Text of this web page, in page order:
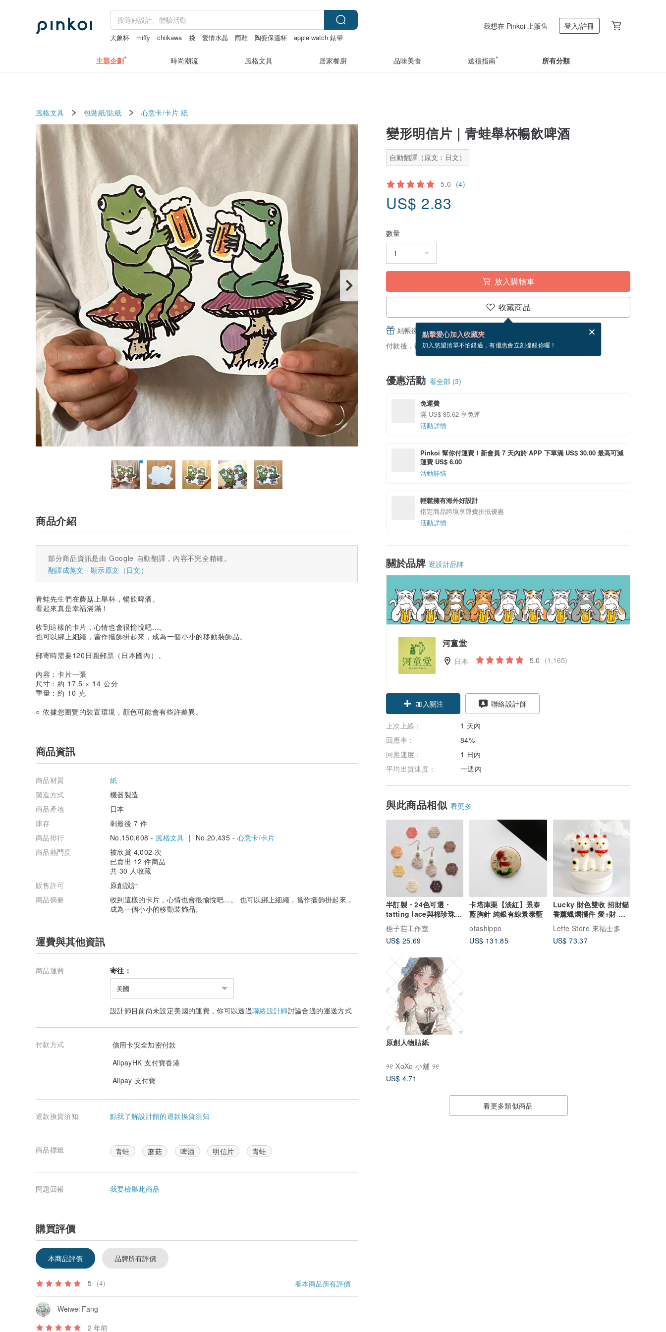
大象杯 miffy chiikawa 袋 愛情水晶 雨鞋 陶瓷保溫杯 apple watch 錶帶
我想在 Pinkoi 上販售 登入/註冊
主題企劃 時尚潮流 風格文具 居家餐廚 品味美食 送禮指南 所有分類
風格文具 包裝紙/貼紙 心意卡/卡片 紙
變形明信片｜青蛙舉杯暢飲啤酒
自動翻譯（原文：日文）
5.0 (4)
US$ 2.83
數量
放入購物車
收藏商品
點擊愛心加入收藏夾
加入慾望清單不怕錯過，有優惠會立刻提醒你喔！
結帳後填寫並分享，免費幫你寄送電子賀卡。
電子賀卡是什麼？
付款後，從備貨到寄出商品為 5 個工作天。（不包含假日）
優惠活動 看全部 (3)
免運費
滿 US$ 85.62 享免運
活動詳情
Pinkoi 幫你付運費！新會員 7 天內於 APP 下單滿 US$ 30.00 最高可減
運費 US$ 6.00
活動詳情
輕鬆擁有海外好設計
指定商品跨境享運費折抵優惠
活動詳情
關於品牌 逛設計品牌
河童堂
日本 5.0 (1,165)
領優惠券
加入關注
聯絡設計師
上次上線：
1 天內
回應率：
84%
回應速度：
1 日內
平均出貨速度：
一週內
與此商品相似 看更多
半訂製・24色可選・
tatting lace與棉珍珠的
耳環
梔子莊工作室
US$ 25.69
卡塔庫栗【淡紅】景泰
藍胸針 純銀有線景泰藍
otashippo
US$ 131.85
Lucky 財色雙收 招財貓
香薰蠟燭擺件 愛+財 創
意結婚生日禮物
Leffe Store 來福士多
US$ 73.37
原創人物貼紙
୨୧ XoXo 小舖 ୨୧
US$ 4.71
看更多類似商品
商品介紹
部分商品資訊是由 Google 自動翻譯，內容不完全精確。
翻譯成英文
顯示原文（日文）
青蛙先生們在蘑菇上舉杯，暢飲啤酒。
看起來真是幸福滿滿！
收到這樣的卡片，心情也會很愉悅吧...。
也可以綁上細繩，當作擺飾掛起來，成為一個小小的移動裝飾品。
郵寄時需要120日圓郵票（日本國內）。
內容：卡片一張
尺寸：約 17.5 × 14 公分
重量：約 10 克
○ 依據您瀏覽的裝置環境，顏色可能會有些許差異。
商品資訊
商品材質
紙
製造方式
機器製造
商品產地
日本
庫存
剩最後 7 件
商品排行
No.150,608 - 風格文具 | No.20,435 - 心意卡/卡片
商品熱門度
被欣賞 4,002 次
已賣出 12 件商品
共 30 人收藏
販售許可
原創設計
商品摘要
收到這樣的卡片，心情也會很愉悅吧...。 也可以綁上細繩，當作擺飾掛起來，
成為一個小小的移動裝飾品。
運費與其他資訊
商品運費 寄往：
美國
設計師目前尚未設定美國的運費，你可以透過聯絡設計師討論合適的運送方式
付款方式
信用卡安全加密付款
AlipayHK 支付寶香港
Alipay 支付寶
退款換貨須知 點我了解設計館的退款換貨須知
商品標籤 青蛙 蘑菇 啤酒 明信片 青蛙
問題回報 我要檢舉此商品
購買評價
本商品評價 品牌所有評價
5 (4) 看本商品所有評價
Weiwei Fang
2 年前